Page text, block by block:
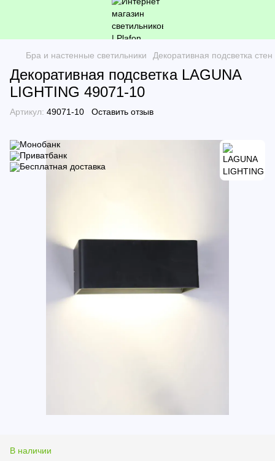
Бра и настенные светильники Декоративная подсветка стен
Декоративная подсветка LAGUNA
LIGHTING 49071-10
Артикул: 49071-10 Оставить отзыв
В наличии